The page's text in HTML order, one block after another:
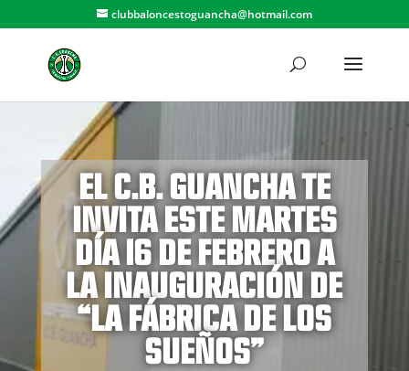
clubbaloncestoguancha@hotmail.com
EL C.B. GUANCHA TE
INVITA ESTE MARTES
DÍA 16 DE FEBRERO A
LA INAUGURACIÓN DE
“LA FÁBRICA DE LOS
SUEÑOS”